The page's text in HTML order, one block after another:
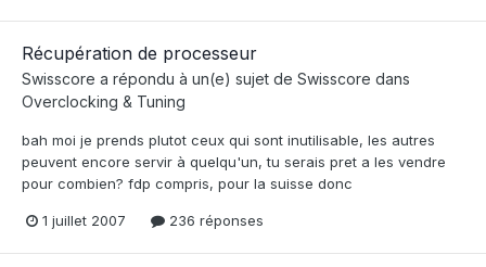
Récupération de processeur
Swisscore a répondu à un(e) sujet de Swisscore dans
Overclocking & Tuning
bah moi je prends plutot ceux qui sont inutilisable, les autres
peuvent encore servir à quelqu'un, tu serais pret a les vendre
pour combien? fdp compris, pour la suisse donc
1 juillet 2007 236 réponses